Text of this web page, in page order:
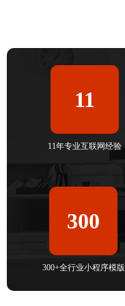
11
11年专业互联网经验
300
300+全行业小程序模版